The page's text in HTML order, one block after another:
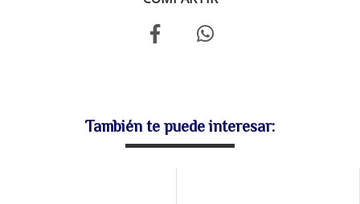
También te puede interesar: